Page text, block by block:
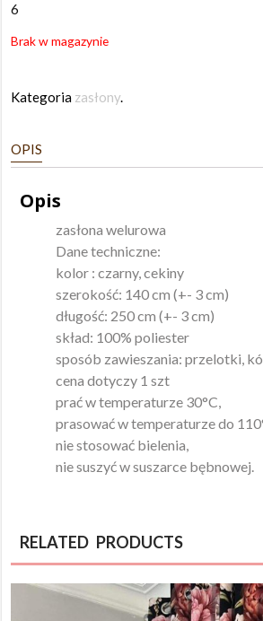
6
Brak w magazynie
Kategoria zasłony.
OPIS
Opis
zasłona welurowa
Dane techniczne:
kolor : czarny, cekiny
szerokość: 140 cm (+- 3 cm)
długość: 250 cm (+- 3 cm)
skład: 100% poliester
sposób zawieszania: przelotki,
cena dotyczy 1 szt
prać w temperaturze 30°C,
prasować w temperaturze do
nie stosować bielenia,
nie suszyć w suszarce bębnowej.
RELATED PRODUCTS